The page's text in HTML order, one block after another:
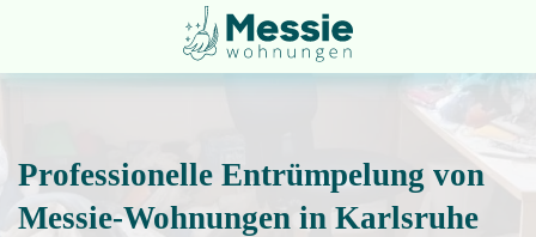
Professionelle Entrümpelung von
Messie-Wohnungen in Karlsruhe